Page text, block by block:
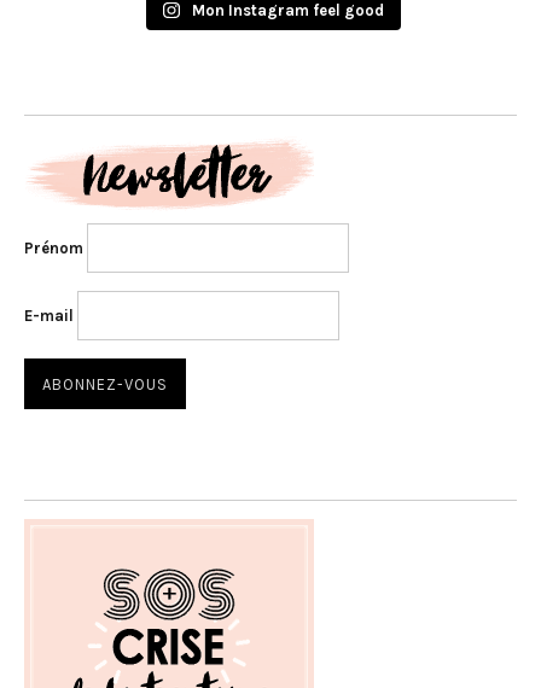
Mon Instagram feel good
Prénom
E-mail